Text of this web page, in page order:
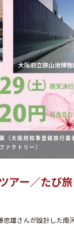
アー／たび
雄さんが設計した南